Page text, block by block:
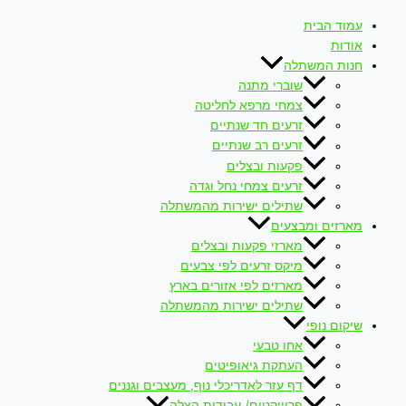
עמוד הבית
אודות
חנות המשתלה
שוברי מתנה
צמחי מרפא לחליטה
זרעים חד שנתיים
זרעים רב שנתיים
פקעות ובצלים
זרעים צמחי נחל וגדה
שתילים ישירות מהמשתלה
מארזים ומבצעים
מארזי פקעות ובצלים
מיקס זרעים לפי צבעים
מארזים לפי אזורים בארץ
שתילים ישירות מהמשתלה
שיקום נופי
אחו טבעי
העתקת גיאופיטים
דף עזר לאדריכלי נוף, מעצבים וגננים